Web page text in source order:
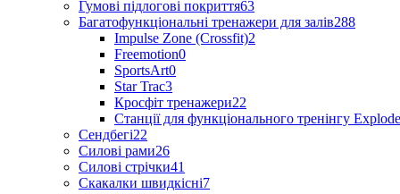
Гумові підлогові покриття63
Багатофункціональні тренажери для залів288
Impulse Zone (Crossfit)2
Freemotion0
SportsArt0
Star Trac3
Кросфіт тренажери22
Станції для функціонального тренінгу Explode
Сендбегі22
Силові рами26
Силові стрічки41
Скакалки швидкісні7